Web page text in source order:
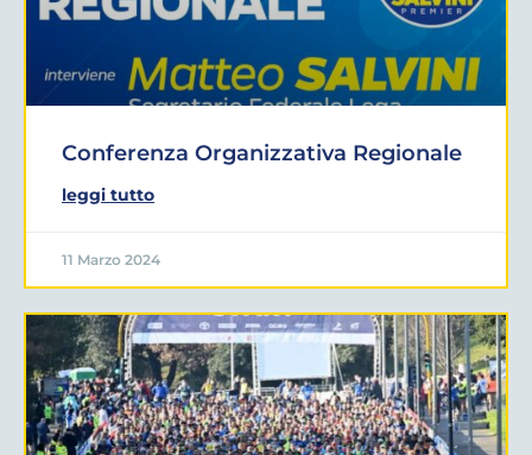
Conferenza Organizzativa Regionale
leggi tutto
11 Marzo 2024